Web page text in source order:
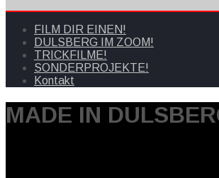
FILM DIR EINEN!
DULSBERG IM ZOOM!
TRICKFILME!
SONDERPROJEKTE!
Kontakt
MADE IN